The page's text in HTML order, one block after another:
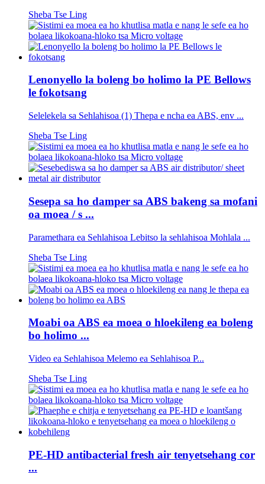
Sheba Tse Ling
Lenonyello la boleng bo holimo la PE Bellows
le fokotsang
Selelekela sa Sehlahisoa (1) Thepa e ncha ea ABS, env ...
Sheba Tse Ling
Sesepa sa ho damper sa ABS bakeng sa mofani
oa moea / s ...
Paramethara ea Sehlahisoa Lebitso la sehlahisoa Mohlala ...
Sheba Tse Ling
Moabi oa ABS ea moea o hloekileng ea boleng
bo holimo ...
Video ea Sehlahisoa Melemo ea Sehlahisoa P...
Sheba Tse Ling
PE-HD antibacterial fresh air tenyetsehang cor
...